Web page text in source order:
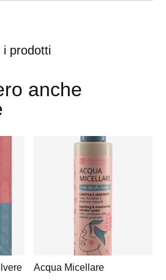
anche
i prodotti
Acqua Micellare